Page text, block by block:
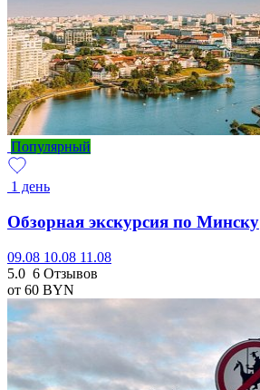
Популярный
1 день
Обзорная экскурсия по Минску
09.08 10.08 11.08
5.0 6 Отзывов
от 60 BYN